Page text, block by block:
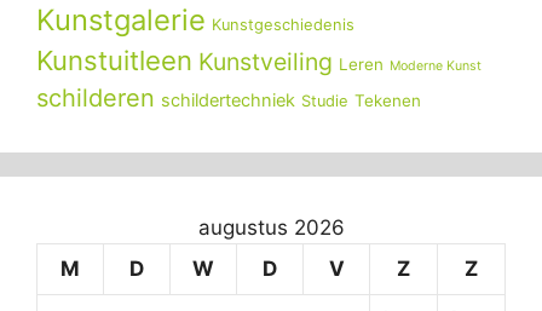
Kunstgalerie Kunstgeschiedenis
Kunstuitleen Kunstveiling Leren Moderne Kunst
schilderen schildertechniek Studie Tekenen
augustus 2026
M
D W D V Z Z